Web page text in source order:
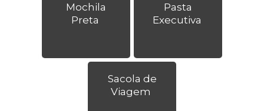
Mochila
Preta
Pasta
Executiva
Sacola de
Viagem